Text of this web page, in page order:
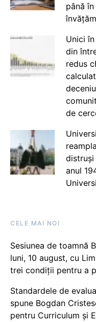
până
Unici
din
redus
de
distruși
anul
CELE MAI NOI
Sesiunea de toamnă
luni, 10 august, cu
trei condiții pentru a
Standardele de
spune Bogdan
pentru Curriculum și